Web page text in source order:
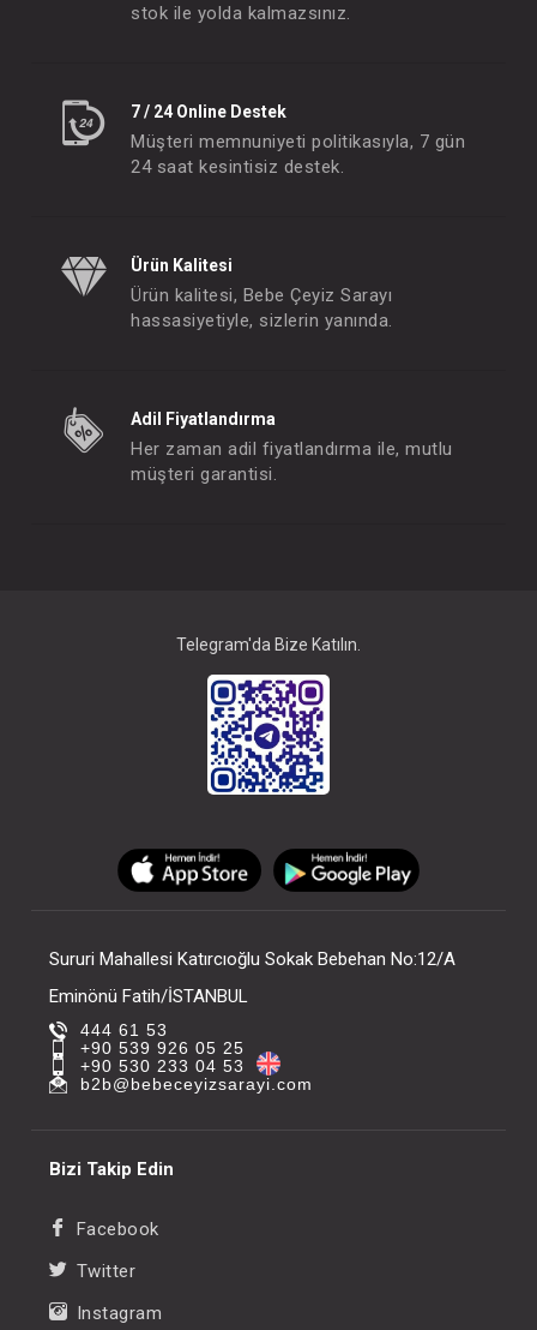
stok ile yolda kalmazsınız.
7 / 24 Online Destek
Müşteri memnuniyeti politikasıyla, 7 gün
24 saat kesintisiz destek.
Ürün Kalitesi
Ürün kalitesi, Bebe Çeyiz Sarayı
hassasiyetiyle, sizlerin yanında.
Adil Fiyatlandırma
Her zaman adil fiyatlandırma ile, mutlu
müşteri garantisi.
Telegram'da Bize Katılın.
Sururi Mahallesi Katırcıoğlu Sokak Bebehan No:12/A
Eminönü Fatih/İSTANBUL
444 61 53
+90 539 926 05 25
+90 530 233 04 53
b2b@bebeceyizsarayi.com
Bizi Takip Edin
Facebook
Twitter
Instagram